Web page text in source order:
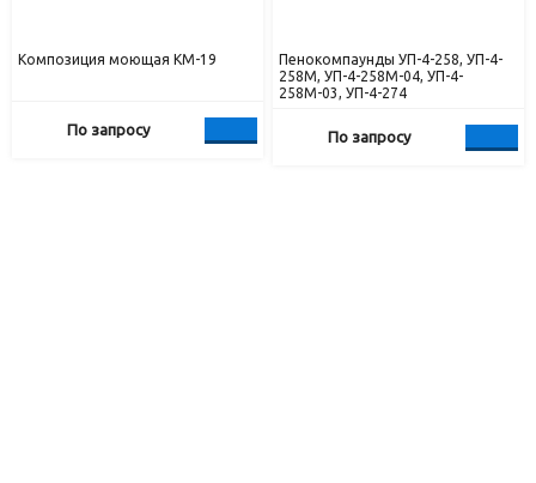
Композиция моющая КМ-19
По запросу
Пенокомпаунды УП-4-258, УП-4-
258М, УП-4-258М-04, УП-4-
258М-03, УП-4-274
По запросу